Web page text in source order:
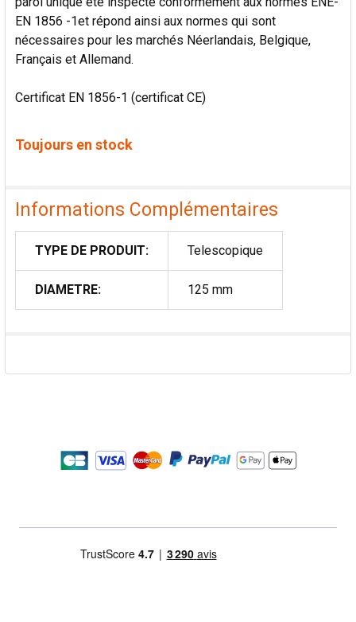
EN 1856 -1et répond ainsi aux normes qui sont
nécessaires pour les marchés Néerlandais, Belgique,
Français et Allemand.
Certificat EN 1856-1 (certificat CE)
Toujours en stock
Informations Complémentaires
TYPE DE PRODUIT: Telescopique
DIAMETRE: 125 mm